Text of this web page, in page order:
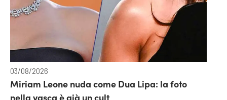
03/08/2026
Miriam Leone nuda come Dua Lipa: la foto
nella vasca è già un cult